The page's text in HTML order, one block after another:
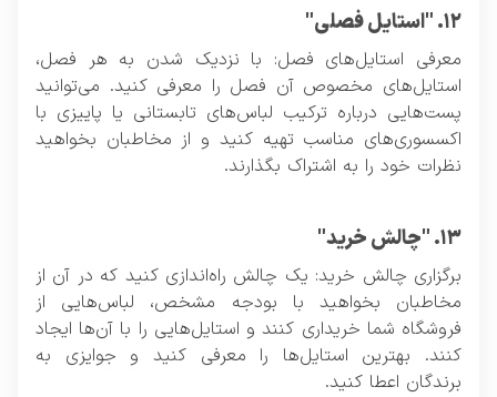
۱۲. "استایل فصلی"
معرفی استایل‌های فصل: با نزدیک شدن به هر فصل،
استایل‌های مخصوص آن فصل را معرفی کنید. می‌توانید
پست‌هایی درباره ترکیب لباس‌های تابستانی یا پاییزی با
اکسسوری‌های مناسب تهیه کنید و از مخاطبان بخواهید
نظرات خود را به اشتراک بگذارند.
۱۳. "چالش خرید"
برگزاری چالش خرید: یک چالش راه‌اندازی کنید که در آن از
مخاطبان بخواهید با بودجه مشخص، لباس‌هایی از
فروشگاه شما خریداری کنند و استایل‌هایی را با آن‌ها ایجاد
کنند. بهترین استایل‌ها را معرفی کنید و جوایزی به
برندگان اعطا کنید.